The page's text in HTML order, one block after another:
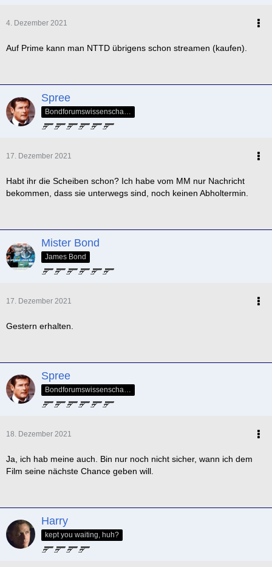
4. Dezember 2021
Auf Prime kann man NTTD übrigens schon streamen (kaufen).
Spree
Bondforumswissenschaftlicher Forscher & Mitglied der QOS-Splittergruppe
17. Dezember 2021
Habt ihr die Scheiben schon? Ich habe vom MM nur Nachricht
bekommen, dass sie unterwegs sind, noch keinen Abholtermin.
Mister Bond
James Bond
17. Dezember 2021
Gestern erhalten.
Spree
18. Dezember 2021
Ja, ich hab meine auch. Bin nur noch nicht sicher, wann ich dem
Film seine nächste Chance geben will.
Harry
kept you waiting, huh?